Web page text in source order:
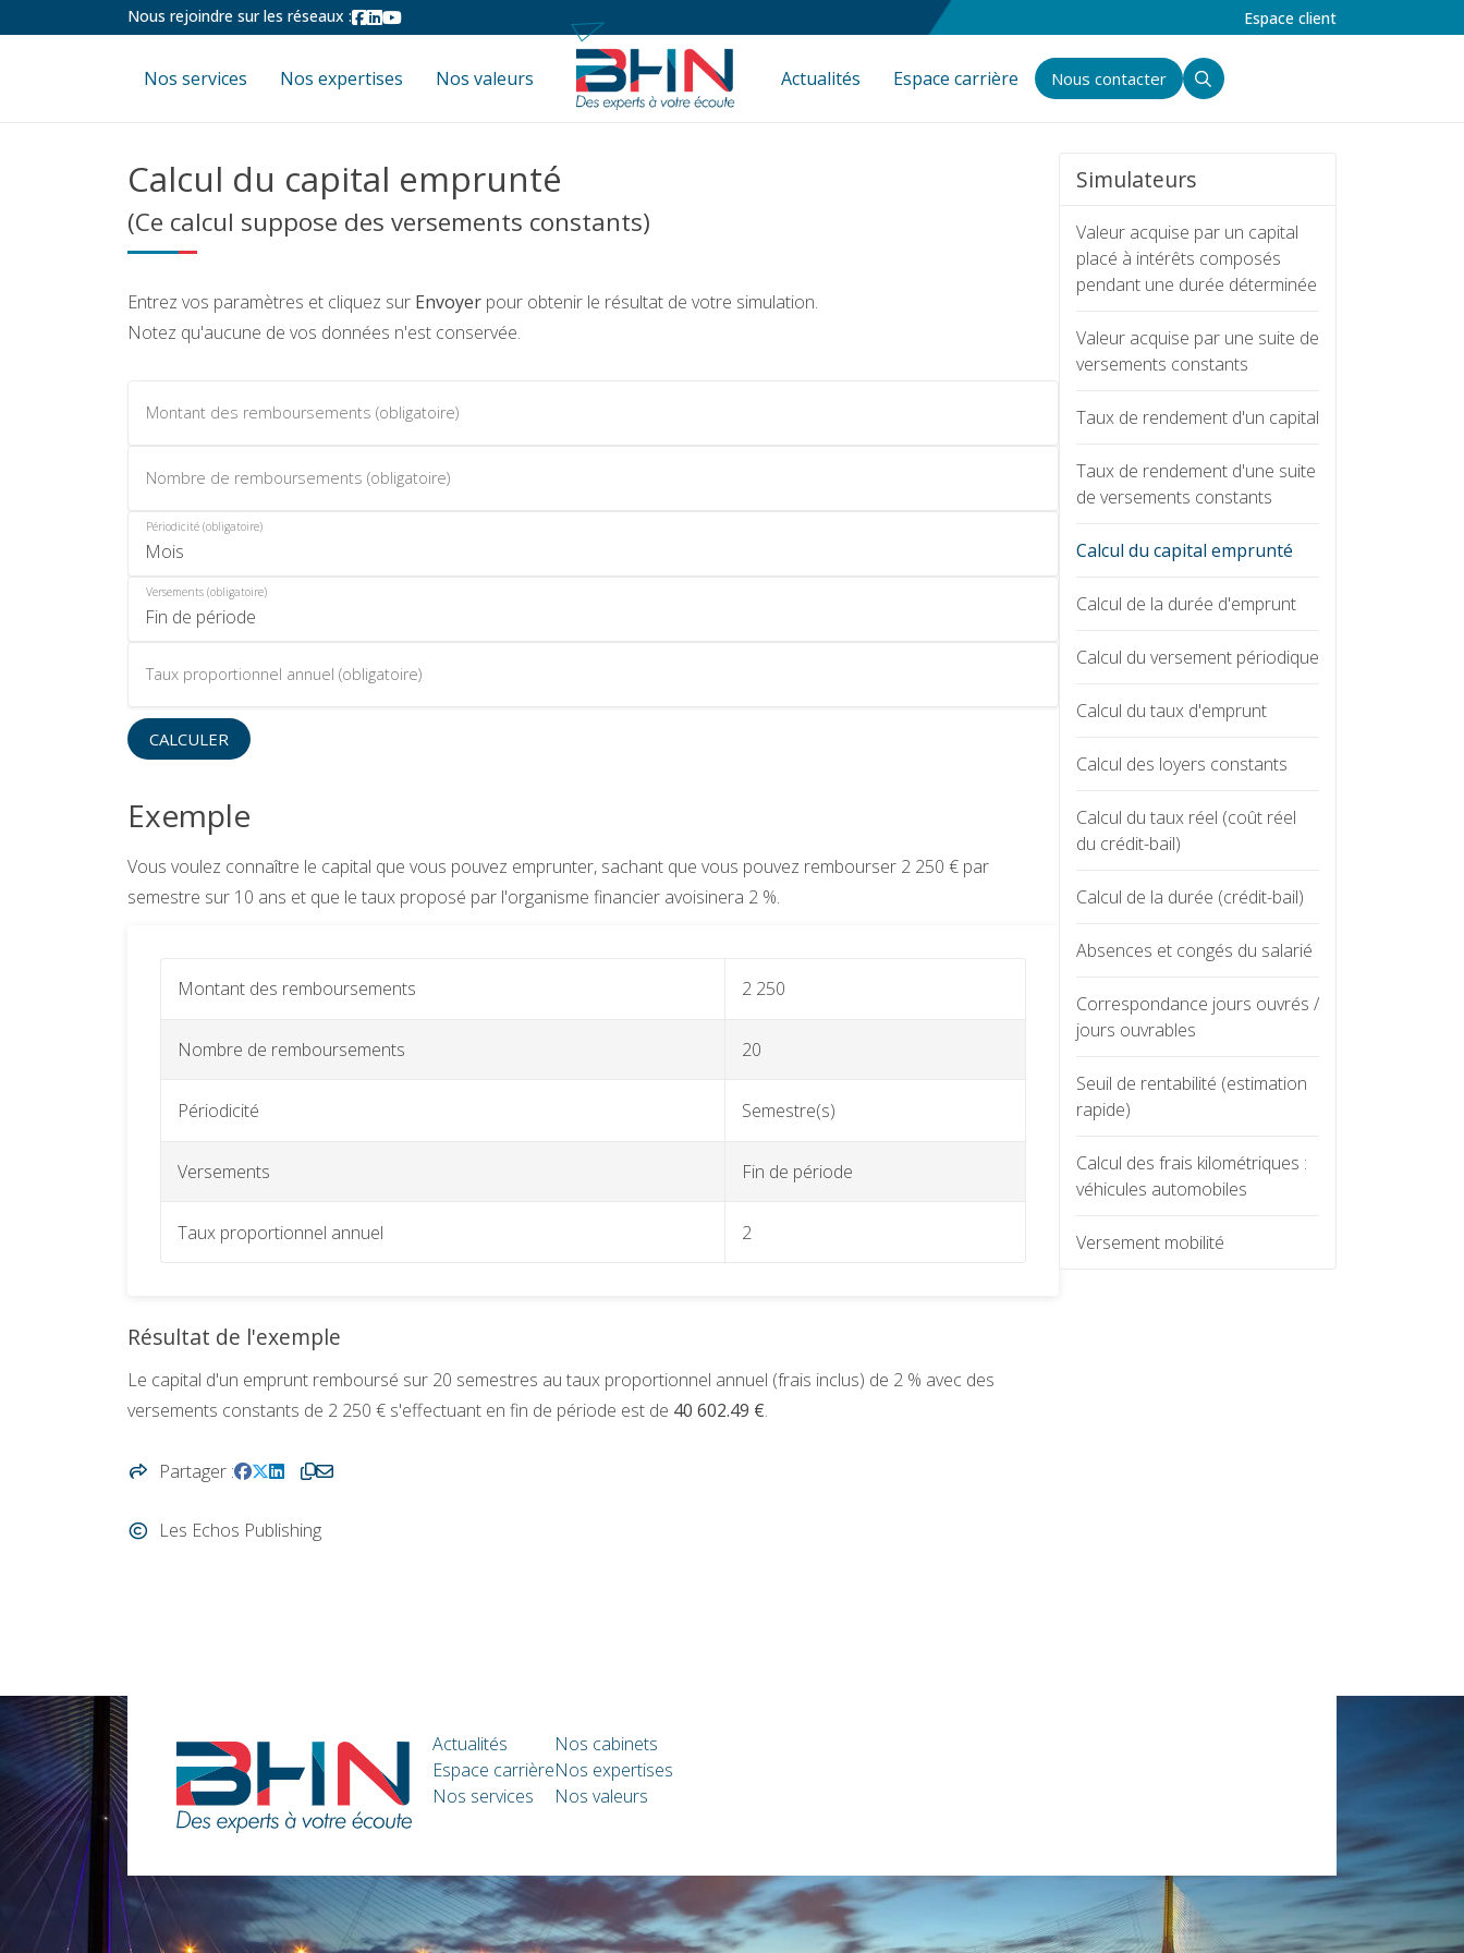
Nous rejoindre sur les réseaux : Espace client
Nos services Nos expertises Nos valeurs Actualités Espace carrière Nous contacter
Calcul du capital emprunté
(Ce calcul suppose des versements constants)
Entrez vos paramètres et cliquez sur Envoyer pour obtenir le résultat de votre simulation.
Notez qu'aucune de vos données n'est conservée.
Montant des remboursements (obligatoire)
Nombre de remboursements (obligatoire)
Périodicité (obligatoire)
Versements (obligatoire)
Taux proportionnel annuel (obligatoire)
CALCULER
Exemple
Vous voulez connaître le capital que vous pouvez emprunter, sachant que vous pouvez rembourser 2 250 € par
semestre sur 10 ans et que le taux proposé par l'organisme financier avoisinera 2 %.
Montant des remboursements 2 250
Nombre de remboursements 20
Périodicité Semestre(s)
Versements Fin de période
Taux proportionnel annuel 2
Résultat de l'exemple
Le capital d'un emprunt remboursé sur 20 semestres au taux proportionnel annuel (frais inclus) de 2 % avec des
versements constants de 2 250 € s'effectuant en fin de période est de 40 602.49 €.
Partager
Les Echos Publishing
Simulateurs
Valeur acquise par un capital
placé à intérêts composés
pendant une durée déterminée
Valeur acquise par une suite de
versements constants
Taux de rendement d'un capital
Taux de rendement d'une suite
de versements constants
Calcul du capital emprunté
Calcul de la durée d'emprunt
Calcul du versement périodique
Calcul du taux d'emprunt
Calcul des loyers constants
Calcul du taux réel (coût réel
du crédit-bail)
Calcul de la durée (crédit-bail)
Absences et congés du salarié
Correspondance jours ouvrés /
jours ouvrables
Seuil de rentabilité (estimation
rapide)
Calcul des frais kilométriques :
véhicules automobiles
Versement mobilité
Actualités
Espace carrière
Nos services
Nos cabinets
Nos expertises
Nos valeurs